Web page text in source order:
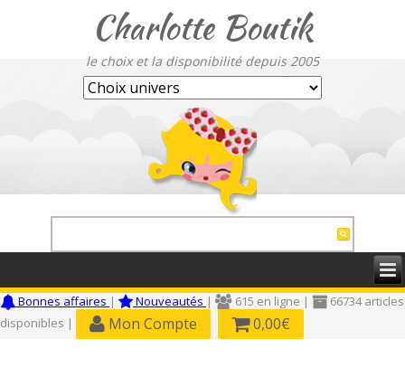
Charlotte Boutik
le choix et la disponibilité depuis 2005
Bonnes affaires | Nouveautés | 615 en ligne |
66734 articles
disponibles |
Mon Compte 0,00€